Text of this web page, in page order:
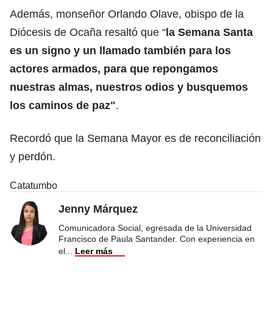
Además, monseñor Orlando Olave, obispo de la
Diócesis de Ocaña resaltó que “la Semana Santa
es un signo y un llamado también para los
actores armados, para que repongamos
nuestras almas, nuestros odios y busquemos
los caminos de paz".
Recordó que la Semana Mayor es de reconciliación
y perdón.
Catatumbo
Jenny Márquez
Comunicadora Social, egresada de la Universidad
Francisco de Paula Santander. Con experiencia en
el
Leer más